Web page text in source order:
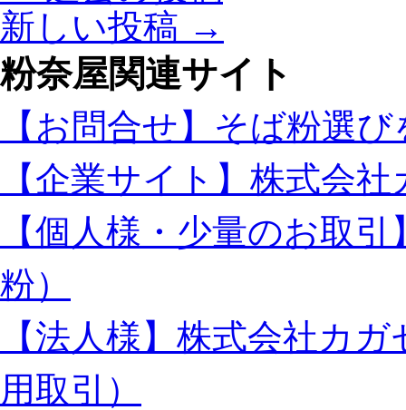
も
ち
粉
使
わ
い
地
の
産
ブ
ン
ド
の
細
麦
が
新しい投稿 →
粉奈屋関連サイト
【お問合せ】そば粉選
【企業サイト】株式会
【個人様・少量のお取
粉）
【法人様】株式会社カ
用取引）